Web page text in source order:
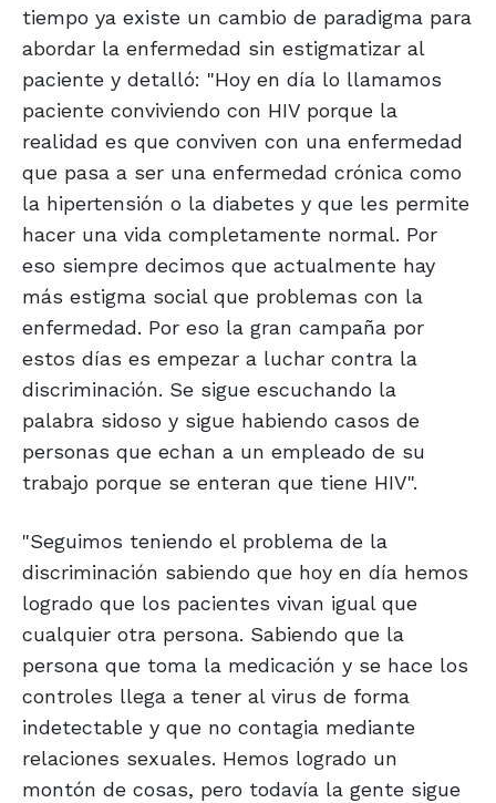
tiempo ya existe un cambio de paradigma para
abordar la enfermedad sin estigmatizar al
paciente y detalló: "Hoy en día lo llamamos
paciente conviviendo con HIV porque la
realidad es que conviven con una enfermedad
que pasa a ser una enfermedad crónica como
la hipertensión o la diabetes y que les permite
hacer una vida completamente normal. Por
eso siempre decimos que actualmente hay
más estigma social que problemas con la
enfermedad. Por eso la gran campaña por
estos días es empezar a luchar contra la
discriminación. Se sigue escuchando la
palabra sidoso y sigue habiendo casos de
personas que echan a un empleado de su
trabajo porque se enteran que tiene HIV".
"Seguimos teniendo el problema de la
discriminación sabiendo que hoy en día hemos
logrado que los pacientes vivan igual que
cualquier otra persona. Sabiendo que la
persona que toma la medicación y se hace los
controles llega a tener al virus de forma
indetectable y que no contagia mediante
relaciones sexuales. Hemos logrado un
montón de cosas, pero todavía la gente sigue